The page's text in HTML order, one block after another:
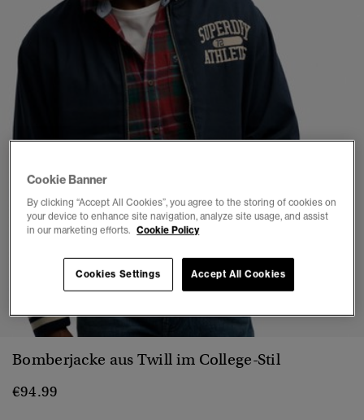
1 2 3 4 5 6 7 8
Bomberjacke aus Twill im College-Stil
€94.99
Cookie Banner
By clicking “Accept All Cookies”, you agree to the storing of cookies on
your device to enhance site navigation, analyze site usage, and assist
in our marketing efforts. Cookie Policy
Accept All Cookies
Cookies Settings